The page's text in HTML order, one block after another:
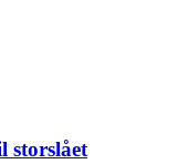
storslået